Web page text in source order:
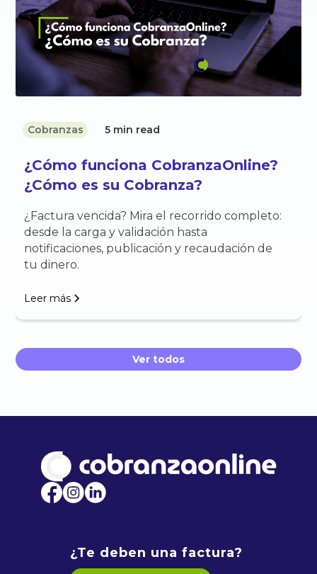
Cobranzas 5 min read
¿Cómo funciona CobranzaOnline?
¿Cómo es su Cobranza?
¿Factura vencida? Mira el recorrido completo:
desde la carga y validación hasta
notificaciones, publicación y recaudación de
tu dinero.
Leer más
Ver todos
¿Te deben una factura?